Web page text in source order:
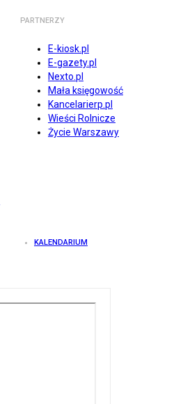
PARTNERZY
E-kiosk.pl
E-gazety.pl
Nexto.pl
Mała księgowość
Kancelarierp.pl
Wieści Rolnicze
Życie Warszawy
KALENDARIUM